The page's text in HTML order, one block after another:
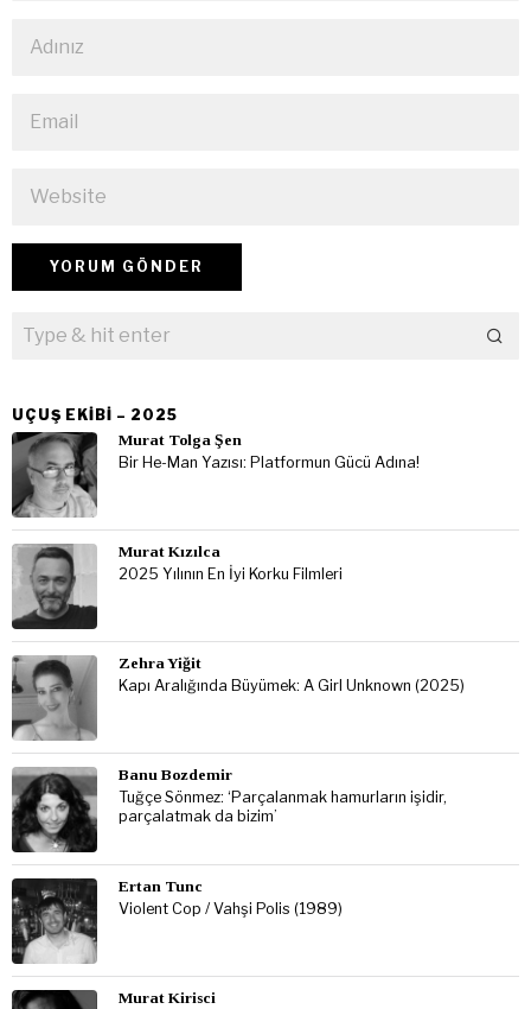
UÇUŞ EKIBI – 2025
Murat Tolga Şen
Bir He-Man Yazısı: Platformun Gücü Adına!
Murat Kızılca
2025 Yılının En İyi Korku Filmleri
Zehra Yiğit
Kapı Aralığında Büyümek: A Girl Unknown (2025)
Banu Bozdemir
Tuğçe Sönmez: ‘Parçalanmak hamurların işidir,
parçalatmak da bizim’
Ertan Tunc
Violent Cop / Vahşi Polis (1989)
Murat Kirisci